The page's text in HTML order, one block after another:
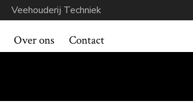
Veehouderij Techniek
Over ons Contact